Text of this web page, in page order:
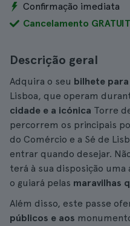
Confirmação imediata
Cancelamento
Descrição geral
Adquira o seu bilhete
Lisboa, que operam
cidade e a icónica Torre
percorrem os principais
do Comércio e a Sé de
entrar quando desejar.
terá à sua disposição uma
o guiará pelas maravilhas
Além disso, este passe
públicos e aos